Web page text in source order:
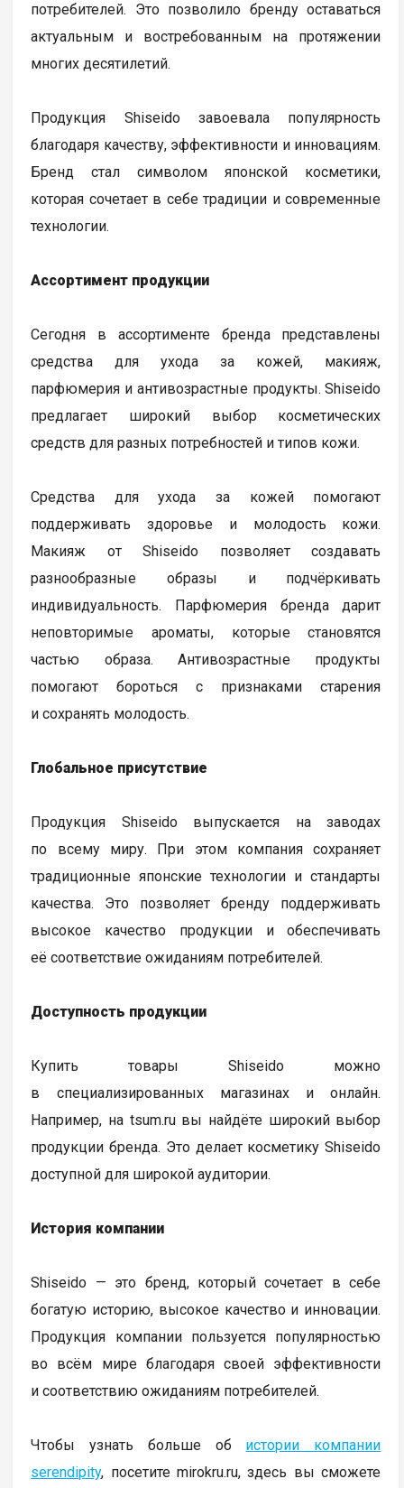
потребителей. Это позволило бренду оставаться
актуальным и востребованным на протяжении
многих десятилетий.
Продукция Shiseido завоевала популярность
благодаря качеству, эффективности и инновациям.
Бренд стал символом японской косметики,
которая сочетает в себе традиции и современные
технологии.
Ассортимент продукции
Сегодня в ассортименте бренда представлены
средства для ухода за кожей, макияж,
парфюмерия и антивозрастные продукты. Shiseido
предлагает широкий выбор косметических
средств для разных потребностей и типов кожи.
Средства для ухода за кожей помогают
поддерживать здоровье и молодость кожи.
Макияж от Shiseido позволяет создавать
разнообразные образы и подчёркивать
индивидуальность. Парфюмерия бренда дарит
неповторимые ароматы, которые становятся
частью образа. Антивозрастные продукты
помогают бороться с признаками старения
и сохранять молодость.
Глобальное присутствие
Продукция Shiseido выпускается на заводах
по всему миру. При этом компания сохраняет
традиционные японские технологии и стандарты
качества. Это позволяет бренду поддерживать
высокое качество продукции и обеспечивать
её соответствие ожиданиям потребителей.
Доступность продукции
Купить товары Shiseido можно
в специализированных магазинах и онлайн.
Например, на tsum.ru вы найдёте широкий выбор
продукции бренда. Это делает косметику Shiseido
доступной для широкой аудитории.
История компании
Shiseido — это бренд, который сочетает в себе
богатую историю, высокое качество и инновации.
Продукция компании пользуется популярностью
во всём мире благодаря своей эффективности
и соответствию ожиданиям потребителей.
Чтобы узнать больше об истории компании
serendipity, посетите mirokru.ru, здесь вы сможете